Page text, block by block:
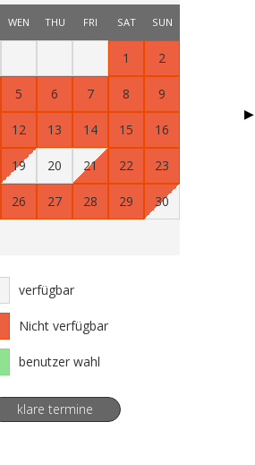
WEN THU FRI SAT SUN
1 2
5 6 7 8 9
12 13 14 15 16
19 20 21 22 23
26 27 28 29 30
▶
verfügbar
Nicht verfügbar
benutzer wahl
klare termine